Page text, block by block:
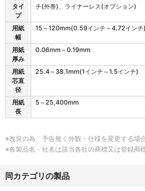
4
4
の
タイ
プ
チ(外巻)、ライナーレス(オプション)
用紙
幅
15～120mm(0.59インチ～4.72インチ)
用紙
厚み
0.06mm～0.19mm
用紙
芯直
径
25.4～38.1mm(1インチ～1.5インチ)
用紙
長
5～25,400mm
※改良の為、予告無く外観・仕様を変更する場
※各製品名・社名は該当各社の商標又は登録商
同カテゴリの製品